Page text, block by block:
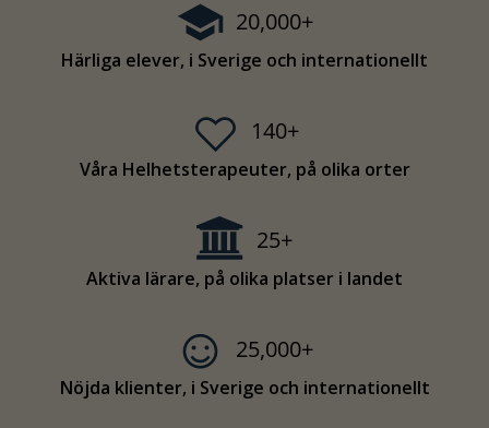
20,000+
Härliga elever, i Sverige och internationellt
140+
Våra Helhetsterapeuter, på olika orter
25+
Aktiva lärare, på olika platser i landet
25,000+
Nöjda klienter, i Sverige och internationellt